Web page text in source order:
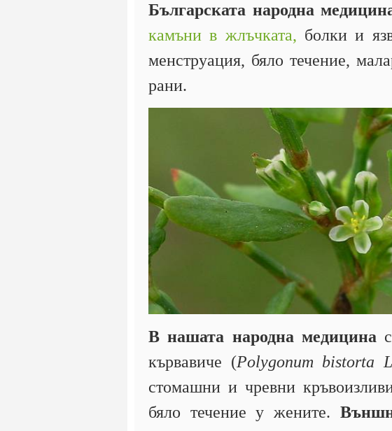
Българската народна
камъни в жлъчката, болки и
менструация, бяло течение,
рани.
В нашата народна медицина
кървавиче (Polygonum bistorta
стомашни и чревни
бяло течение у жените.